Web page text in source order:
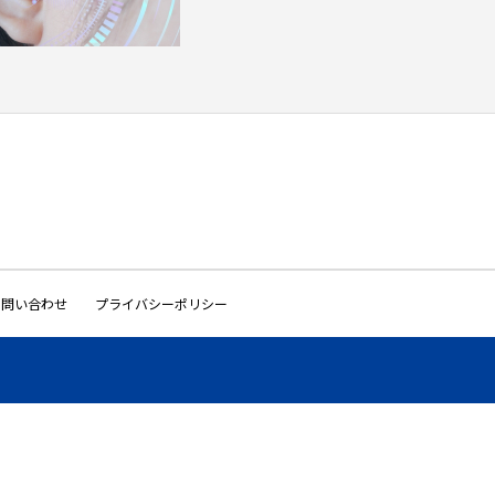
い合わせ プライバシーポリシー